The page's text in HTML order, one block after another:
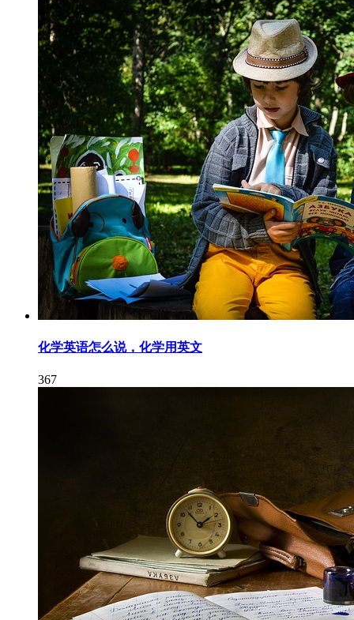
化学英语怎么说，化学用英文
367